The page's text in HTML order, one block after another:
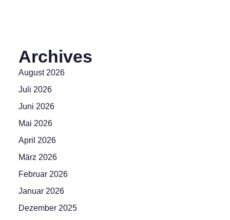
Archives
August 2026
Juli 2026
Juni 2026
Mai 2026
April 2026
März 2026
Februar 2026
Januar 2026
Dezember 2025